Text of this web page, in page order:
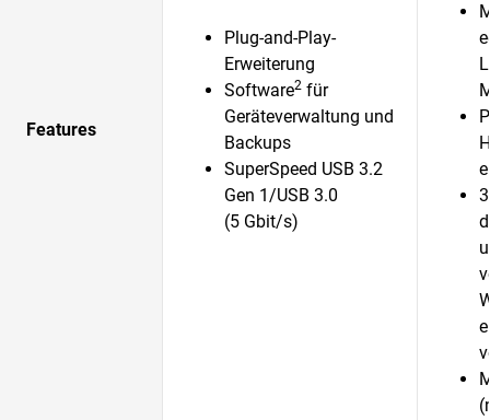
Features
Plug-and-Play-
Erweiterung
Software2 für
Geräteverwaltung und
Backups
SuperSpeed USB 3.2
Gen 1/USB 3.0
(5 Gbit/s)